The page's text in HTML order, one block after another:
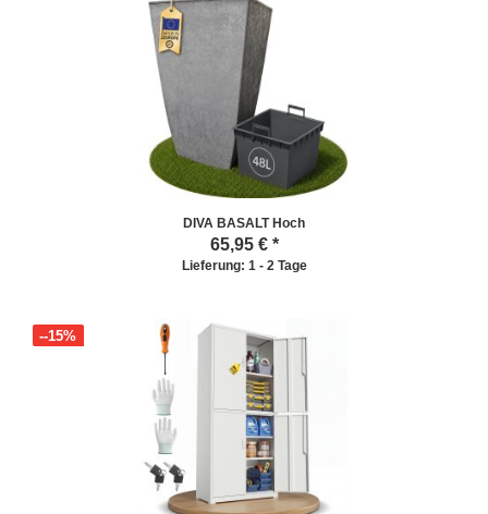
DIVA BASALT Hoch
65,95€ *
Lieferung: 1 - 2 Tage
--15%